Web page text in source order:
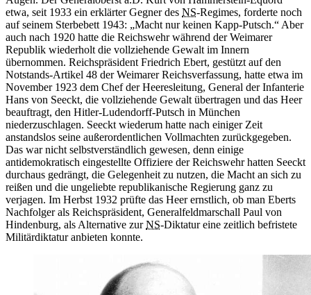
etwa, seit 1933 ein erklärter Gegner des NS-Regimes, forderte noch
auf seinem Sterbebett 1943: „Macht nur keinen Kapp-Putsch.“ Aber
auch nach 1920 hatte die Reichswehr während der Weimarer
Republik wiederholt die vollziehende Gewalt im Innern
übernommen. Reichspräsident Friedrich Ebert, gestützt auf den
Notstands-Artikel 48 der Weimarer Reichsverfassung, hatte etwa im
November 1923 dem Chef der Heeresleitung, General der Infanterie
Hans von Seeckt, die vollziehende Gewalt übertragen und das Heer
beauftragt, den Hitler-Ludendorff-Putsch in München
niederzuschlagen. Seeckt wiederum hatte nach einiger Zeit
anstandslos seine außerordentlichen Vollmachten zurückgegeben.
Das warnicht selbstverständlich gewesen, denn einige
antidemokratisch eingestellte Offiziere der Reichswehr hatten Seeckt
durchaus gedrängt, die Gelegenheit zu nutzen, die Macht an sich zu
reißen und die ungeliebte republikanische Regierung ganz zu
verjagen. Im Herbst 1932 prüfte das Heer ernstlich, ob man Eberts
Nachfolger als Reichspräsident, Generalfeldmarschall Paul von
Hindenburg, als Alternative zurNS-Diktatur eine zeitlich befristete
Militärdiktatur anbieten konnte.